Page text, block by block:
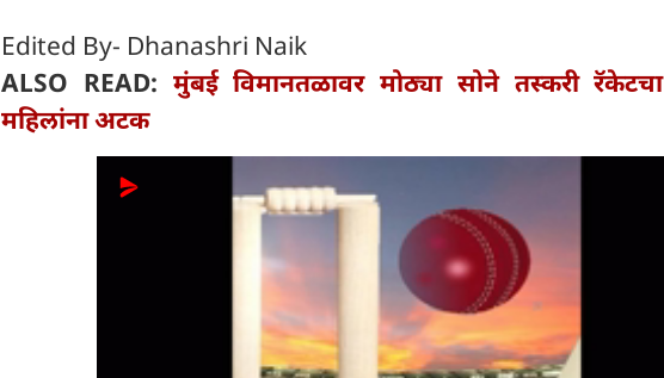
Edited By- Dhanashri Naik
ALSO READ: मुंबई विमानतळावर मोठ्या सोने तस्करी
महिलांना अटक